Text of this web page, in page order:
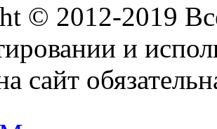
© 2012-2019
и
сайт